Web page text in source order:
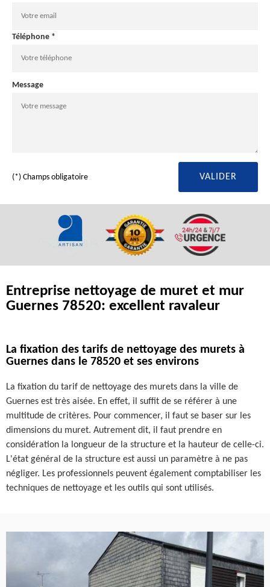
Téléphone *
Message
(*) Champs obligatoire
Entreprise nettoyage de muret et mur
Guernes 78520: excellent ravaleur
La fixation des tarifs de nettoyage des murets à
Guernes dans le 78520 et ses environs
La fixation du tarif de nettoyage des murets dans la ville de
Guernes est très aisée. En effet, il suffit de se référer à une
multitude de critères. Pour commencer, il faut se baser sur les
dimensions du muret. Autrement dit, il faut prendre en
considération la longueur de la structure et la hauteur de celle-ci.
L'état général de la structure est aussi un paramètre à ne pas
négliger. Les professionnels peuvent également comptabiliser les
techniques de nettoyage et les outils qui sont utilisés.